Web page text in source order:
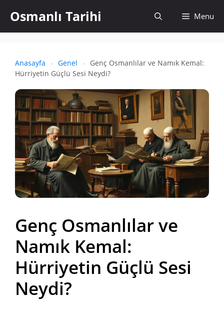
atlaOsmanlı Tarihi Menu
Aramayı
Anasayfa - Genel -
Genç Osmanlılar ve Namık Kemal:
Hürriyetin Güçlü Sesi Neydi?
Genç Osmanlılar ve
Namık Kemal:
Hürriyetin Güçlü Sesi
Neydi?